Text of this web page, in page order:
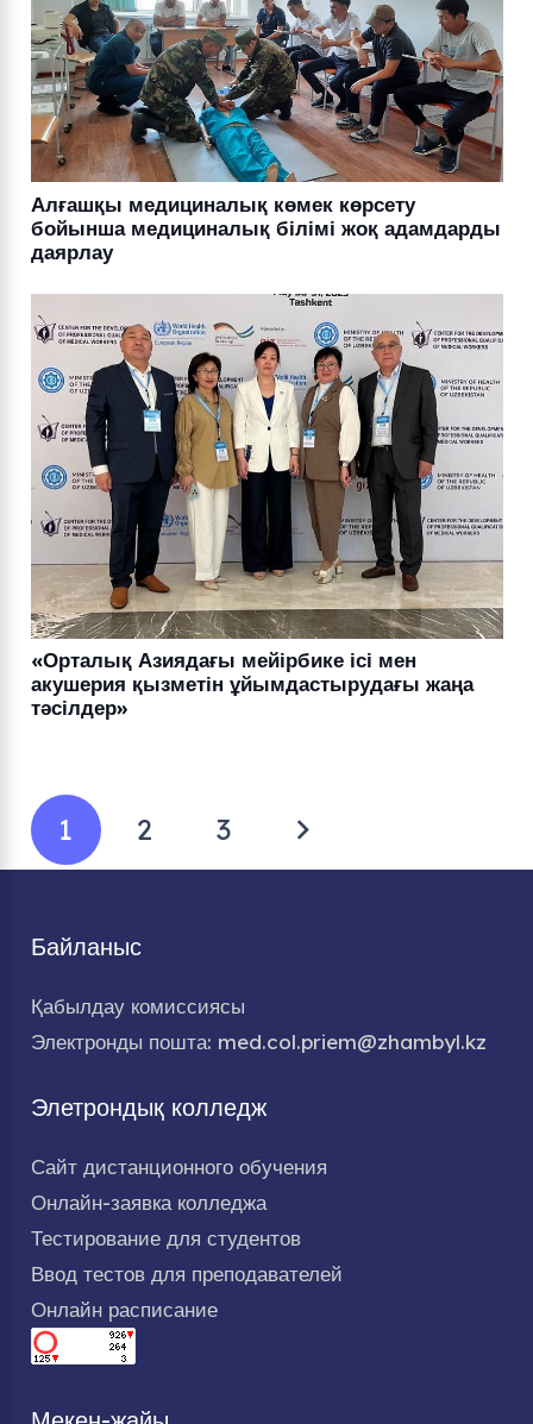
Алғашқы медициналық көмек көрсету
бойынша медициналық білімі жоқ адамдарды
даярлау
«Орталық Азиядағы мейірбике ісі мен
акушерия қызметін ұйымдастырудағы жаңа
тәсілдер»
1 2 3
Байланыс
Қабылдау комиссиясы
Электронды пошта: med.col.priem@zhambyl.kz
Элетрондық колледж
Сайт дистанционного обучения
Онлайн-заявка колледжа
Тестирование для студентов
Ввод тестов для преподавателей
Онлайн расписание